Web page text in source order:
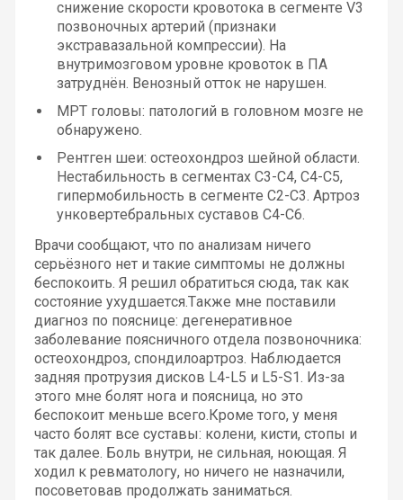
снижение скорости кровотока в сегменте V3
позвоночных артерий (признаки
экстравазальной компрессии). На
внутримозговом уровне кровоток в ПА
затруднён. Венозный отток не нарушен.
МРТ головы: патологий в головном мозге не
обнаружено.
Рентген шеи: остеохондроз шейной области.
Нестабильность в сегментах С3-С4, С4-С5,
гипермобильность в сегменте С2-С3. Артроз
унковертебральных суставов С4-С6.
Врачи сообщают, что по анализам ничего
серьёзного нет и такие симптомы не должны
беспокоить. Я решил обратиться сюда, так как
состояние ухудшается.Также мне поставили
диагноз по пояснице: дегенеративное
заболевание поясничного отдела позвоночника:
остеохондроз, спондилоартроз. Наблюдается
задняя протрузия дисков L4-L5 и L5-S1. Из-за
этого мне болят нога и поясница, но это
беспокоит меньше всего.Кроме того, у меня
часто болят все суставы: колени, кисти, стопы и
так далее. Боль внутри, не сильная, ноющая. Я
ходил к ревматологу, но ничего не назначили,
посоветовав продолжать заниматься.